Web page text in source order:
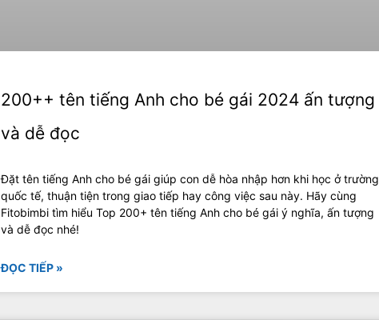
200++ tên tiếng Anh cho bé gái 2024 ấn tượng
và dễ đọc
Đặt tên tiếng Anh cho bé gái giúp con dễ hòa nhập hơn khi học ở trường
quốc tế, thuận tiện trong giao tiếp hay công việc sau này. Hãy cùng
Fitobimbi tìm hiểu Top 200+ tên tiếng Anh cho bé gái ý nghĩa, ấn tượng
và dễ đọc nhé!
ĐỌC TIẾP »